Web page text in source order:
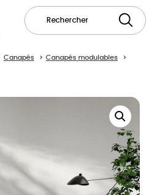
Canapés
Canapés modulables